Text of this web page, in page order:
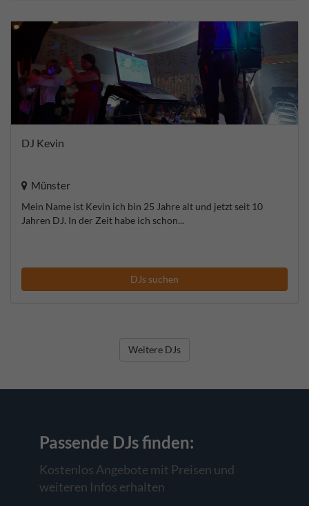
DJ Kevin
Münster
Mein Name ist Kevin ich bin 25 Jahre alt und jetzt seit 10
Jahren DJ. In der Zeit habe ich schon...
DJs suchen
Weitere DJs
Passende DJsfinden:
Kostenlos Angebote mit Preisen und
weiteren Infos erhalten